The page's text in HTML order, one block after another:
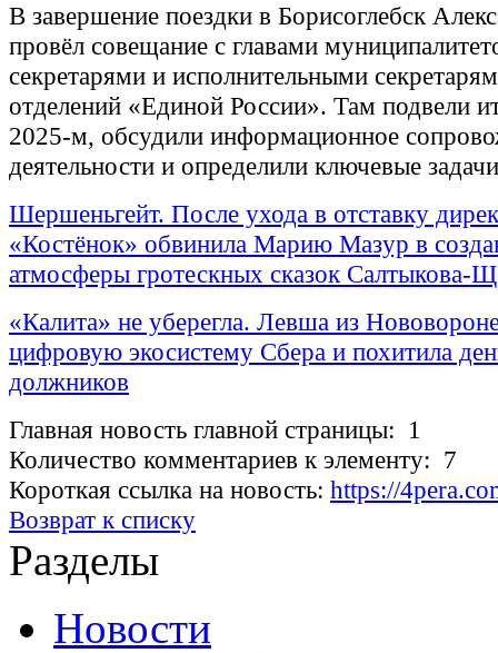
В завершение поездки в Борисоглебск
провёл совещание с главами
секретарями и исполнительными
отделений «Единой России». Там подвели
2025-м, обсудили информационное
деятельности и определили ключевые
Шершеньгейт. После ухода в отставку
«Костёнок» обвинила Марию Мазур в
атмосферы гротескных сказок Салтыкова-
«Калита» не уберегла. Левша из
цифровую экосистему Сбера и похитила
должников
Главная новость главной страницы: 1
Количество комментариев к элементу: 7
Короткая ссылка на новость: https://
Возврат к списку
Разделы
Новости